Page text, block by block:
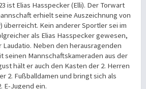
ist Elias Hasspecker (Elli). Der Torwart
erhielt seine Auszeichnung von
überreicht. Kein anderer Sportler sei im
als Elias Hasspecker gewesen,
Neben den herausragenden
seinen Mannschaftskameraden aus der
hält er auch den Kasten der 2. Herren
2. Fußballdamen und bringt sich als
E-Jugend ein.